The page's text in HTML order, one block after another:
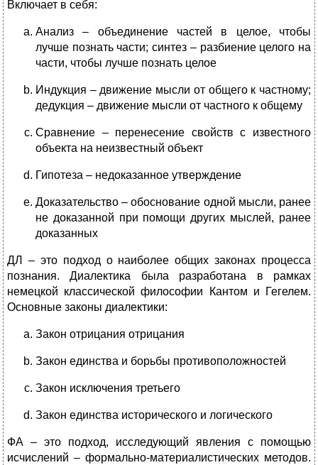
Включает в себя:
Анализ – объединение частей в целое, чтобы
лучше познать части; синтез – разбиение целого на
части, чтобы лучше познать целое
Индукция – движение мысли от общего к частному;
дедукция – движение мысли от частного к общему
Сравнение – перенесение свойств с известного
объекта на неизвестный объект
Гипотеза – недоказанное утверждение
Доказательство – обоснование одной мысли, ранее
не доказанной при помощи других мыслей, ранее
доказанных
ДЛ – это подход о наиболее общих законах процесса
познания. Диалектика была разработана в рамках
немецкой классической философии Кантом и Гегелем.
Основные законы диалектики:
Закон отрицания отрицания
Закон единства и борьбы противоположностей
Закон исключения третьего
Закон единства исторического и логического
ФА – это подход, исследующий явления с помощью
исчислений – формально-материалистических методов.